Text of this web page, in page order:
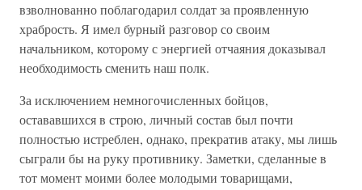
взволнованно поблагодарил солдат за проявленную
храбрость. Я имел бурный разговор со своим
начальником, которому с энергией отчаяния доказывал
необходимость сменить наш полк.
За исключением немногочисленных бойцов,
остававшихся в строю, личный состав был почти
полностью истреблен, однако, прекратив атаку, мы лишь
сыграли бы на руку противнику. Заметки, сделанные в
тот момент моими более молодыми товарищами,